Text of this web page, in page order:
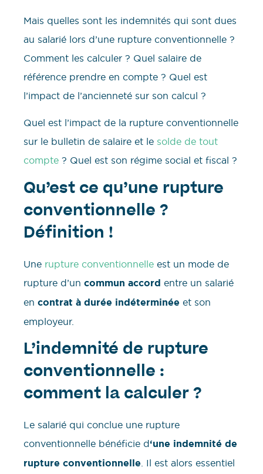
Mais quelles sont les indemnités qui sont dues
au salarié lors d’une rupture conventionnelle ?
Comment les calculer ? Quel salaire de
référence prendre en compte ? Quel est
l’impact de l’ancienneté sur son calcul ?
Quel est l’impact de la rupture conventionnelle
sur le bulletin de salaire et le solde de tout
compte ? Quel est son régime social et fiscal ?
Qu’est ce qu’une rupture
conventionnelle ?
Définition !
Une rupture conventionnelle est un mode de
rupture d’un commun accord entre un salarié
en contrat à durée indéterminée et son
employeur.
L’indemnité de rupture
conventionnelle :
comment la calculer ?
Le salarié qui conclue une rupture
conventionnelle bénéficie d‘une indemnité de
rupture conventionnelle. Il est alors essentiel